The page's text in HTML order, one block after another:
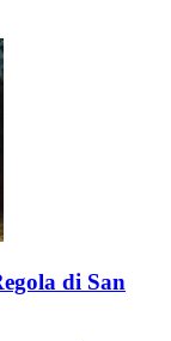
di San